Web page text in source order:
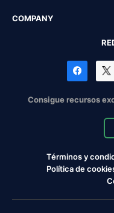
COMPANY
Consigue recursos
Términos y
Política de